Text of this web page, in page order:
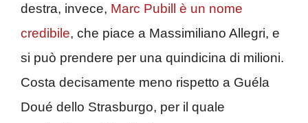
destra, invece, Marc Pubill è un nome
credibile, che piace a Massimiliano Allegri, e
si può prendere per una quindicina di milioni.
Costa decisamente meno rispetto a Guéla
Doué dello Strasburgo, per il quale